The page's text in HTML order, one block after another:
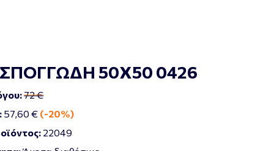
50Χ50 0426
72 €
57,60 € (-20%)
22049